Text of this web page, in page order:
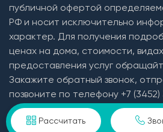
Рассчитать
публичной офертой
РФ и носит исключительно
характер. Для получения
ценах на дома, стоимости,
предоставления услуг
Закажите обратный звонок,
позвоните по телефону +7 (3452)
Пользовательское